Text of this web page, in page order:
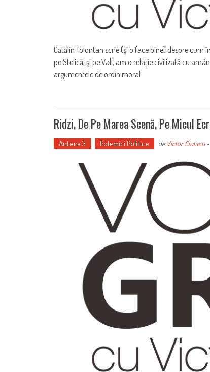
Cătălin Tolontan scrie (şi o face bine) despre cum
pe Stelică, şi pe Vali, am o relaţie civilizată cu
argumentele de ordin moral
Ridzi, De Pe Marea Scenă, Pe Micul
Antena 3 Polemici Politice de Victor Ciutacu-